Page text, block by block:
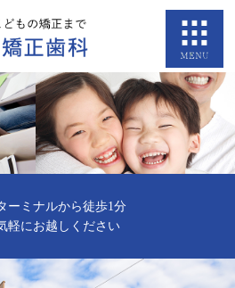
ーミナルから徒歩1分
軽にお越しください